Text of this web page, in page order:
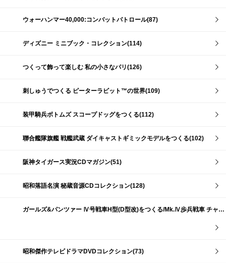
ウォーハンマー40,000:コンバットパトロール(87)
ディズニー ミニブック・コレクション(114)
つくって飾って楽しむ 私の小さなパリ(126)
刺しゅうでつくる ピーターラビット™の世界(109)
装甲騎兵ボトムズ スコープドッグをつくる(112)
聯合艦隊旗艦 戦艦武蔵 ダイキャストギミックモデルをつくる(102)
阪神タイガース実況CDマガジン(51)
昭和落語名演 秘蔵音源CDコレクション(128)
ガールズ&パンツァー Ⅳ号戦車H型(D型改)をつくる/Mk.Ⅳ歩兵戦車 チャーチルMk.Ⅶをつくる(191)
昭和傑作テレビドラマDVDコレクション(73)